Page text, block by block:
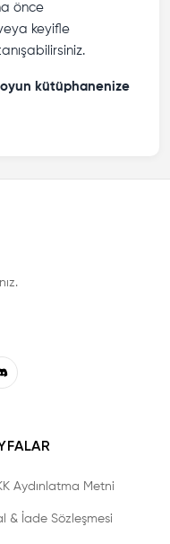
önce
keyifle
kütüphanenize
Aydınlatma Metni
& İade Sözleşmesi